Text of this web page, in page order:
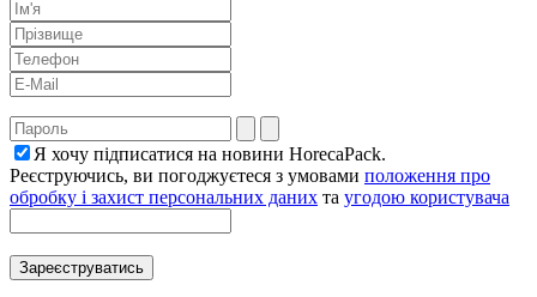
Я хочу підписатися на новини HorecaPack.
Реєструючись, ви погоджуєтеся з умовами положення про
обробку і захист персональних даних та угодою користувача